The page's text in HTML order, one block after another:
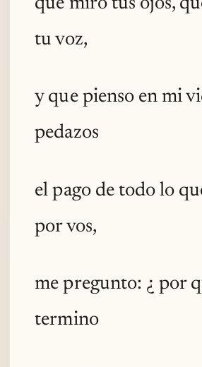
tu voz,
y que pienso en mi
pedazos
el pago de todo lo
por vos,
me pregunto: ¿ por
termino